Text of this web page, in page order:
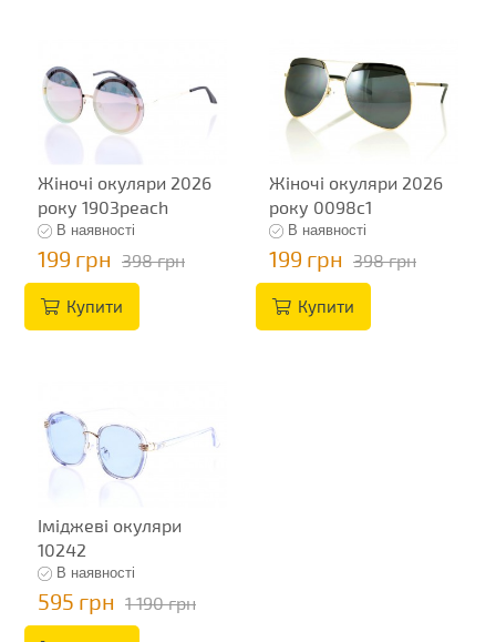
Жіночі окуляри 2026
року 1903peach
В наявності
199 грн 398 грн
Купити
Жіночі окуляри 2026
року 0098c1
В наявності
199 грн 398 грн
Купити
Іміджеві окуляри
10242
В наявності
595 грн 1 190 грн